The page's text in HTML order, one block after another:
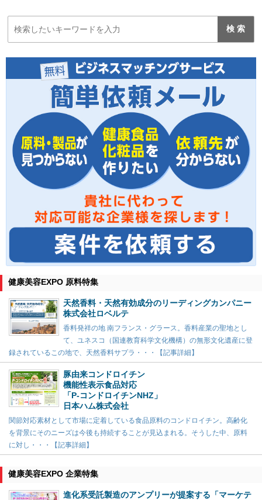
健康美容EXPO 原料特集
天然香料・天然有効成分のリーディングカンパニー
株式会社ロベルテ
香料発祥の地 南フランス・グラース。香料産業の聖地とし
て、ユネスコ（国連教育科学文化機構）の無形文化遺産に登
録されているこの地で、天然香料サプラ・・・【記事詳細】
豚由来コンドロイチン
機能性表示食品対応
「P-コンドロイチンNHZ」
日本ハム株式会社
関節対応素材として市場に定着している食品原料のコンドロイチン。高齢化
を背景にそのニーズは今後も持続することが見込まれる。そうした中、原料
に対し・・・【記事詳細】
健康美容EXPO 企業特集
進化系受託製造のアンプリーが提案する「マーケテ